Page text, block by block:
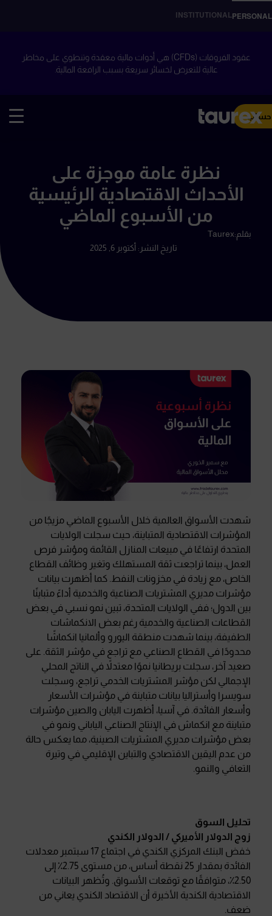
PERSONAL
INSTITUTIONAL
عقود الفروقات (CFDs) هي أدوات مالية معقدة وتنطوي على مخاطر
عالية للتعرض لخسائر سريعة بسبب الرافعة المالية.
حساب
نظرة عامة موجزة على
الأحداث الاقتصادية الرئيسية
من الأسبوع الماضي
بقلم:Taurex
تاريخ النشر: أكتوبر 6, 2025
شهدت الأسواق العالمية خلال الأسبوع الماضي مزيجًا من
المؤشرات الاقتصادية المتباينة، حيث سجلت الولايات
المتحدة ارتفاعًا في مبيعات المنازل القائمة ومؤشر فرص
العمل، بينما تراجعت ثقة المستهلك وتغير وظائف القطاع
الخاص، مع زيادة في مخزونات النفط. كما أظهرت بيانات
مؤشرات مديري المشتريات الصناعية والخدمية أداءً متباينًا
بين الدول؛ ففي الولايات المتحدة، تبين نمو نسبي في بعض
القطاعات الصناعية والخدمية رغم بعض الانكماشات
الطفيفة، بينما شهدت منطقة اليورو وألمانيا انكماشًا
محدودًا في القطاع الصناعي مع تراجع في مؤشر الثقة. على
صعيد آخر، سجلت بريطانيا نموًا معتدلاً في الناتج المحلي
الإجمالي لكن مؤشر المشتريات الخدمي تراجع، وسجلت
سويسرا وأستراليا بيانات متباينة في مؤشرات الأسعار
وأسعار الفائدة. في آسيا، أظهرت اليابان والصين مؤشرات
متباينة مع انكماش في الإنتاج الصناعي الياباني ونمو في
بعض مؤشرات مديري المشتريات الصينية، مما يعكس حالة
من عدم اليقين الاقتصادي والتباين الإقليمي في وتيرة
التعافي والنمو.
تحليل السوق
زوج الدولار الأميركي / الدولار الكندي
خفض البنك المركزي الكندي في اجتماع 17 سبتمبر معدلات
الفائدة بمقدار 25 نقطة أساس، من مستوى 2.75٪ إلى
2.50٪، متوافقًا مع توقعات الأسواق. وتُظهر البيانات
الاقتصادية الكندية الأخيرة أن الاقتصاد الكندي يعاني من
ضعف.